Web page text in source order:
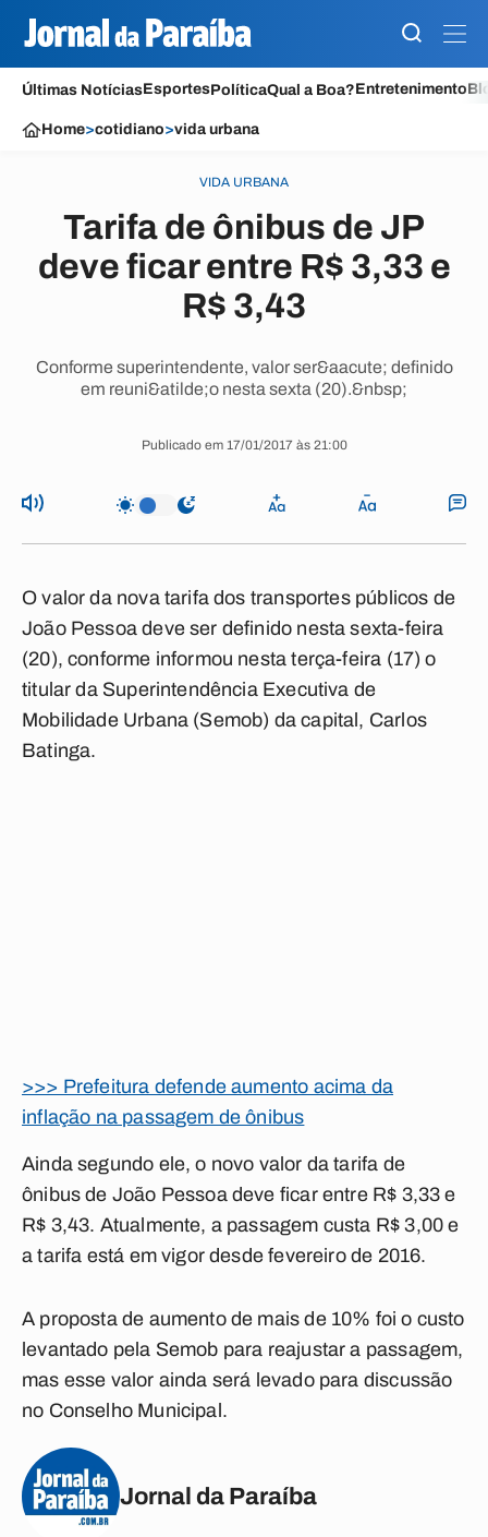
Últimas NotíciasEsportesPolíticaQual a Boa?Entretenimento
Home>cotidiano>vida urbana
VIDA URBANA
Tarifa de ônibus de JP
deve ficar entre R$ 3,33 e
R$ 3,43
Conforme superintendente, valor ser&aacute; definido
em reuni&atilde;o nesta sexta (20).&nbsp;
Publicado em 17/01/2017 às 21:00
O valor da nova tarifa dos transportes públicos de
João Pessoa deve ser definido nesta sexta-feira
(20), conforme informou nesta terça-feira (17) o
titular da Superintendência Executiva de
Mobilidade Urbana (Semob) da capital, Carlos
Batinga.
>>> Prefeitura defende aumento acima da
inflação na passagem de ônibus
Ainda segundo ele, o novo valor da tarifa de
ônibus de João Pessoa deve ficar entre R$ 3,33 e
R$ 3,43. Atualmente, a passagem custa R$ 3,00 e
a tarifa está em vigor desde fevereiro de 2016.
A proposta de aumento de mais de 10% foi o custo
levantado pela Semob para reajustar a passagem,
mas esse valor ainda será levado para discussão
no Conselho Municipal.
Jornal da Paraíba